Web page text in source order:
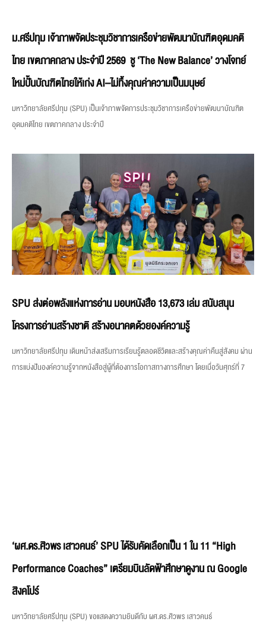
ม.ศรีปทุม เจ้าภาพจัดประชุมวิชาการเครือข่ายพัฒนาบัณฑิตอุดมคติ
ไทย เขตภาคกลาง ประจำปี 2569 ชู ‘The New Balance’ วางโจทย์
ใหม่ปั้นบัณฑิตไทยให้เก่ง AI–ไม่ทิ้งคุณค่าความเป็นมนุษย์
มหาวิทยาลัยศรีปทุม (SPU) เป็นเจ้าภาพจัดการประชุมวิชาการเครือข่ายพัฒนาบัณฑิต
อุดมคติไทย เขตภาคกลาง ประจำปี
SPU ส่งต่อพลังแห่งการอ่าน มอบหนังสือ 13,673 เล่ม สนับสนุน
โครงการอ่านสร้างชาติ สร้างอนาคตด้วยองค์ความรู้
มหาวิทยาลัยศรีปทุม เดินหน้าส่งเสริมการเรียนรู้ตลอดชีวิตและสร้างคุณค่าคืนสู่สังคม ผ่าน
การแบ่งปันองค์ความรู้จากหนังสือสู่ผู้ที่ต้องการโอกาสทางการศึกษา โดยเมื่อวันศุกร์ที่ 7
‘ผศ.ดร.ศิวพร เสาวคนธ์’ SPU ได้รับคัดเลือกเป็น 1 ใน 11 “High
Performance Coaches” เตรียมบินลัดฟ้าศึกษาดูงาน ณ Google
สิงคโปร์
มหาวิทยาลัยศรีปทุม (SPU) ขอแสดงความยินดีกับ ผศ.ดร.ศิวพร เสาวคนธ์